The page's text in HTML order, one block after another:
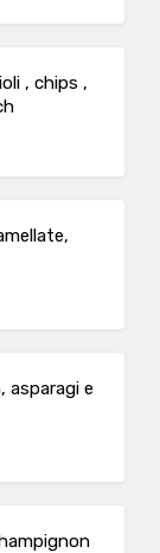
, chips ,
asparagi e